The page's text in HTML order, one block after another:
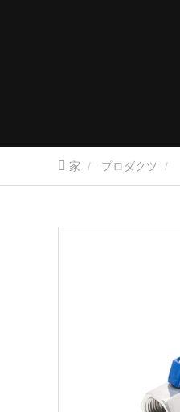
家 プロダクツ